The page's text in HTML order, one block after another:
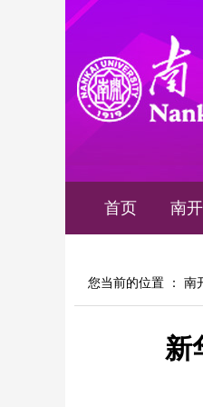
首页 南
您当前的位置 ： 南
新